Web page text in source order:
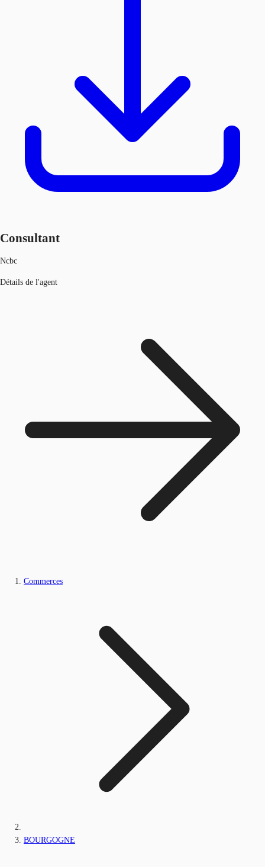
Consultant
Ncbc
Détails de l'agent
Commerces
BOURGOGNE